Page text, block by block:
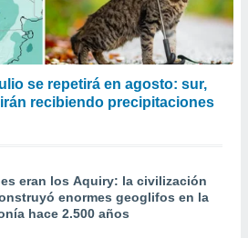
se repetirá en agosto: sur,
recibiendo precipitaciones
eran los Aquiry: la civilización
enormes geoglifos en la
hace 2.500 años